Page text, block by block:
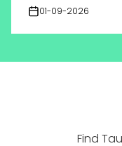
01-09-2026
Find